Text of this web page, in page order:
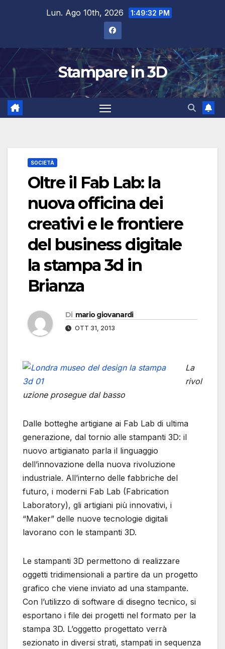
Lun. Ago 10th, 2026 1:49:33 PM
Stampare in 3D
SOCIETÀ
Oltre il Fab Lab: la
nuova officina dei
creativi e le frontiere
del business digitale
la stampa 3d in
Brianza
Di mario giovanardi
OTT 31, 2013
La
rivol
uzione prosegue dal basso
Dalle botteghe artigiane ai Fab Lab di ultima
generazione, dal tornio alle stampanti 3D: il
nuovo artigianato parla il linguaggio
dell’innovazione della nuova rivoluzione
industriale. All’interno delle fabbriche del
futuro, i moderni Fab Lab (Fabrication
Laboratory), gli artigiani più innovativi, i
“Maker” delle nuove tecnologie digitali
lavorano con le stampanti 3D.
Le stampanti 3D permettono di realizzare
oggetti tridimensionali a partire da un progetto
grafico che viene inviato ad una stampante.
Con l’utilizzo di software di disegno tecnico, si
esportano i file dei progetti nel formato per la
stampa 3D. L’oggetto progettato verrà
sezionato in diversi strati, stampati in sequenza